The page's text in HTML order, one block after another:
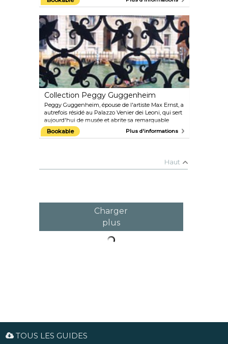
brûler et d'être reconstruit. La Fenice a été
plusieurs représentations de renommée mondiale,
comme la première de La Traviata de Verdi. De nos
jours, vous pouvez soit visiter le théâtre pour admirer
ses magnifiques intérieurs et découvrir sa riche
histoire, soit y assister à un spectacle pendant la
saison de l'opéra.
Collection Peggy Guggenheim
Peggy Guggenheim, épouse de l'artiste Max Ernst, a
autrefois résidé au Palazzo Venier dei Leoni, qui sert
aujourd'hui de musée et abrite sa remarquable
collection d'art, composée d'œuvres d'Europe et
d'Amérique datant de la première moitié du XXème
Bookable Plus d'informations
Haut
Charger
plus
TOUS LES GUIDES